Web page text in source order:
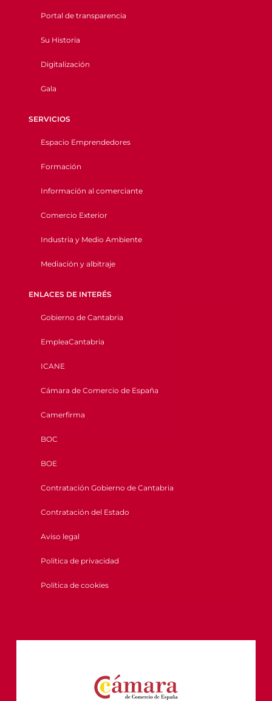
Portal de transparencia
Su Historia
Digitalización
Gala
SERVICIOS
Espacio Emprendedores
Formación
Información al comerciante
Comercio Exterior
Industria y Medio Ambiente
Mediación y albitraje
ENLACES DE INTERÉS
Gobierno de Cantabria
EmpleaCantabria
ICANE
Cámara de Comercio de España
Camerfirma
BOC
BOE
Contratación Gobierno de Cantabria
Contratación del Estado
Aviso legal
Política de privacidad
Política de cookies